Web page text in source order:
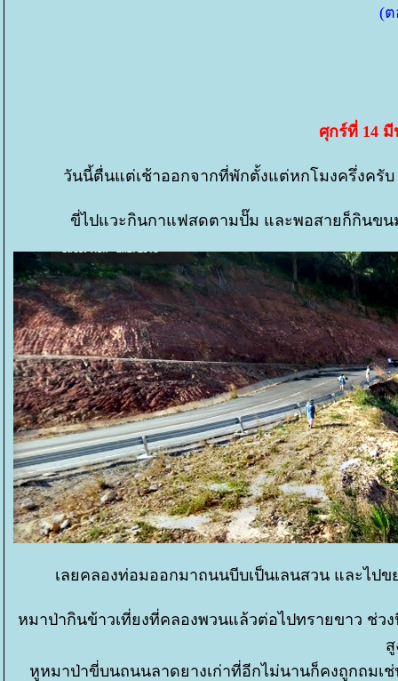
(ต
ศุกร์ที่ 14
วันนี้ตื่นแต่เช้าออกจากที่พักตั้งแต่หกโมงครึ่งครั
ขี่ไปแวะกินกาแฟสดตามปั๊ม และพอสายก็กินขน
เลยคลองท่อมออกมาถนนบีบเป็นเลนสวน และไป
หมาป่ากินข้าวเที่ยงที่คลองพวนแล้วต่อไปทรายขาว ช่วง
หูหมาป่าขี่บนถนนลาดยางเก่าที่อีกไม่นานก็คงถูกถมเ